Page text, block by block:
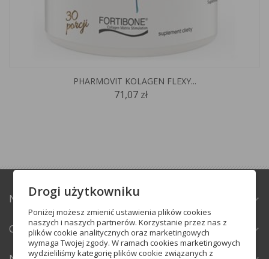
PHARMOVIT KOLAGEN FLEXY...
71,07 zł
NATURABAZAR.PL expand_more
OBSŁUGA KLIENTA expand_more
Drogi użytkowniku
Poniżej możesz zmienić ustawienia plików cookies
naszych i naszych partnerów. Korzystanie przez nas z
plików cookie analitycznych oraz marketingowych
wymaga Twojej zgody. W ramach cookies marketingowych
wydzieliliśmy kategorię plików cookie związanych z